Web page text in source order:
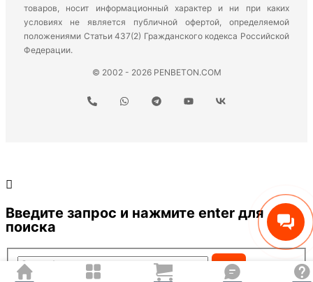
товаров, носит информационный характер и ни при каких
условиях не является публичной офертой, определяемой
положениями Статьи 437(2) Гражданского кодекса Российской
Федерации.
© 2002 - 2026 PENBETON.COM
Введите запрос и нажмите enter для
поиска
Search...